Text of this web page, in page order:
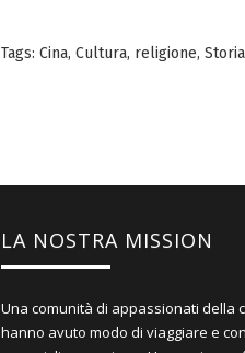
Tags: Cina, Cultura, religione, Storia
LA NOSTRA MISSION
Una comunità di appassionati della
hanno avuto modo di viaggiare e